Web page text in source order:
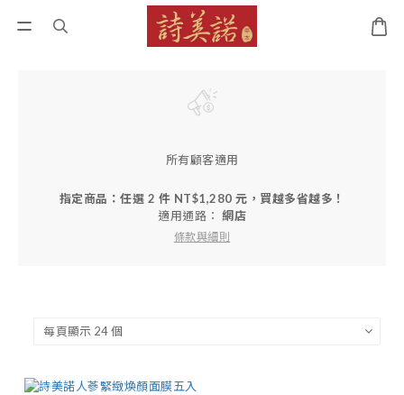
所有顧客適用
指定商品：任選 2 件 NT$1,280 元，買越多省越多！
適用通路： 網店
條款與細則